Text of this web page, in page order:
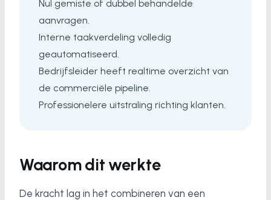
Nul gemiste of dubbel behandelde
aanvragen.
Interne taakverdeling volledig
geautomatiseerd.
Bedrijfsleider heeft realtime overzicht van
de commerciële pipeline.
Professionelere uitstraling richting klanten.
Waarom dit werkte
De kracht lag in het combineren van een